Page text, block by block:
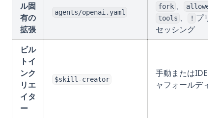
ル固
有の
拡張
agents/openai.yaml
fork 、
allowed-
tools 、 ! プリ
セッシング
ビル
トイ
ンク
リエ
イタ
ー
$skill-creator
手動またはIDEス
ャフォールディ